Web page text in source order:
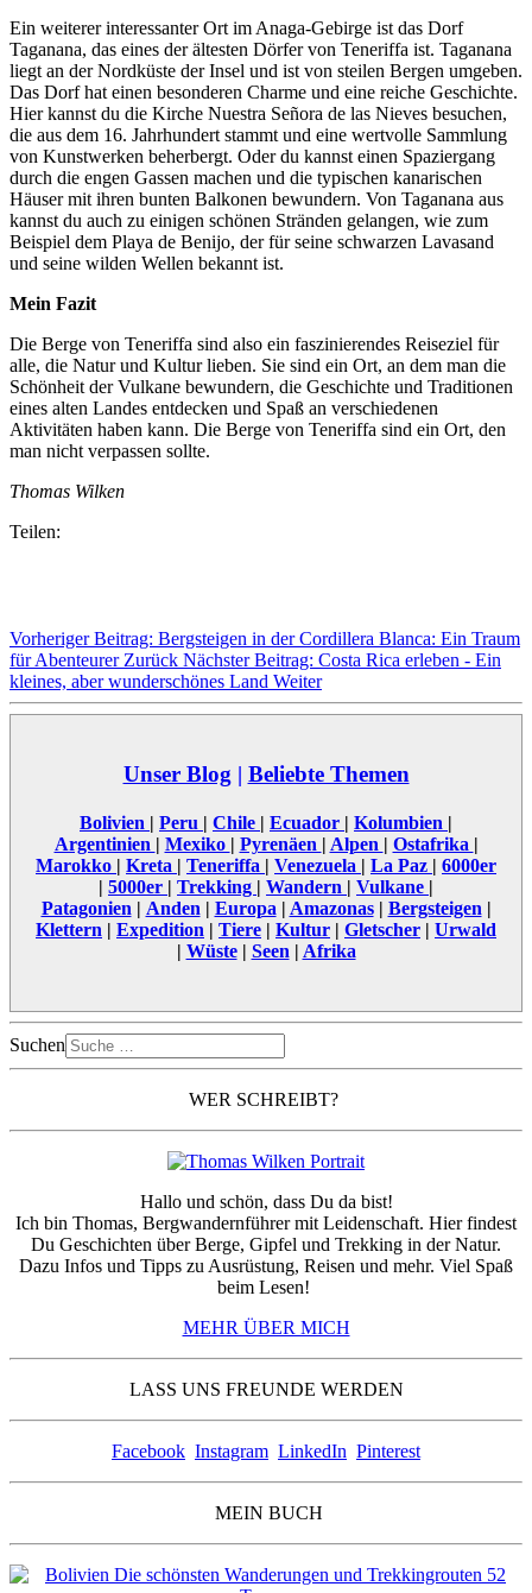
Ein weiterer interessanter Ort im Anaga-Gebirge ist das Dorf
Taganana, das eines der ältesten Dörfer von Teneriffa ist. Taganana
liegt an der Nordküste der Insel und ist von steilen Bergen umgeben.
Das Dorf hat einen besonderen Charme und eine reiche Geschichte.
Hier kannst du die Kirche Nuestra Señora de las Nieves besuchen,
die aus dem 16. Jahrhundert stammt und eine wertvolle Sammlung
von Kunstwerken beherbergt. Oder du kannst einen Spaziergang
durch die engen Gassen machen und die typischen kanarischen
Häuser mit ihren bunten Balkonen bewundern. Von Taganana aus
kannst du auch zu einigen schönen Stränden gelangen, wie zum
Beispiel dem Playa de Benijo, der für seine schwarzen Lavasand
und seine wilden Wellen bekannt ist.
Mein Fazit
Die Berge von Teneriffa sind also ein faszinierendes Reiseziel für
alle, die Natur und Kultur lieben. Sie sind ein Ort, an dem man die
Schönheit der Vulkane bewundern, die Geschichte und Traditionen
eines alten Landes entdecken und Spaß an verschiedenen
Aktivitäten haben kann. Die Berge von Teneriffa sind ein Ort, den
man nicht verpassen sollte.
Thomas Wilken
Teilen:
Vorheriger Beitrag: Bergsteigen in der Cordillera Blanca: Ein Traum
für Abenteurer Zurück Nächster Beitrag: Costa Rica erleben - Ein
kleines, aber wunderschönes Land Weiter
Unser Blog | Beliebte Themen
Bolivien | Peru | Chile | Ecuador | Kolumbien |
Argentinien | Mexiko | Pyrenäen | Alpen | Ostafrika |
Marokko | Kreta | Teneriffa | Venezuela | La Paz | 6000er
| 5000er | Trekking | Wandern | Vulkane |
Patagonien | Anden | Europa | Amazonas| Bergsteigen |
Klettern | Expedition | Tiere | Kultur | Gletscher | Urwald
| Wüste| Seen | Afrika
Suchen
WER SCHREIBT?
Hallo und schön, dass Du da bist!
Ich bin Thomas, Bergwandernführer mit Leidenschaft. Hier findest
Du Geschichten über Berge, Gipfel und Trekking in der Natur.
Dazu Infos und Tipps zu Ausrüstung, Reisen und mehr. Viel Spaß
beim Lesen!
MEHR ÜBER MICH
LASS UNS FREUNDE WERDEN
Facebook Instagram LinkedIn Pinterest
MEIN BUCH